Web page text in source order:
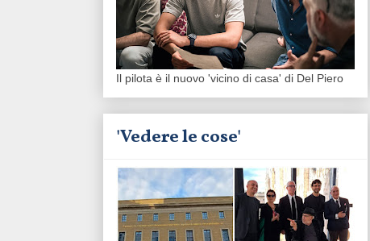
Il pilota è il nuovo 'vicino di casa' di Del Piero
'Vedere le cose'